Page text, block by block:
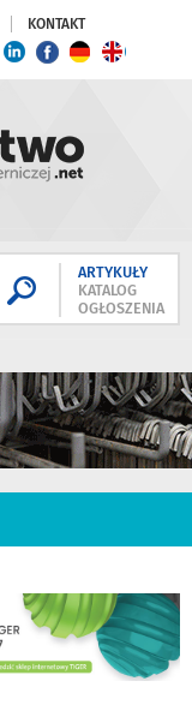
KONTAKT
ARTYKUŁY
KATALOG
OGŁOSZENIA